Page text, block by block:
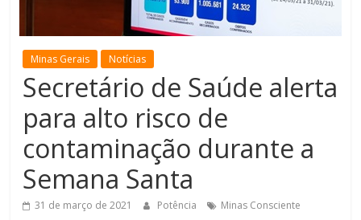
Minas
Minas Gerais Notícias
Secretário de Saúde alerta
para alto risco de
contaminação durante a
Semana Santa
31 de março de 2021 Potência Minas Consciente